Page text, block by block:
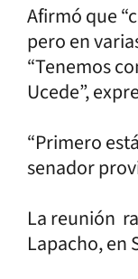
Afirmó que
pero en
“Tenemos
Ucede”,
“Primero
senador
La reunión
Lapacho, en